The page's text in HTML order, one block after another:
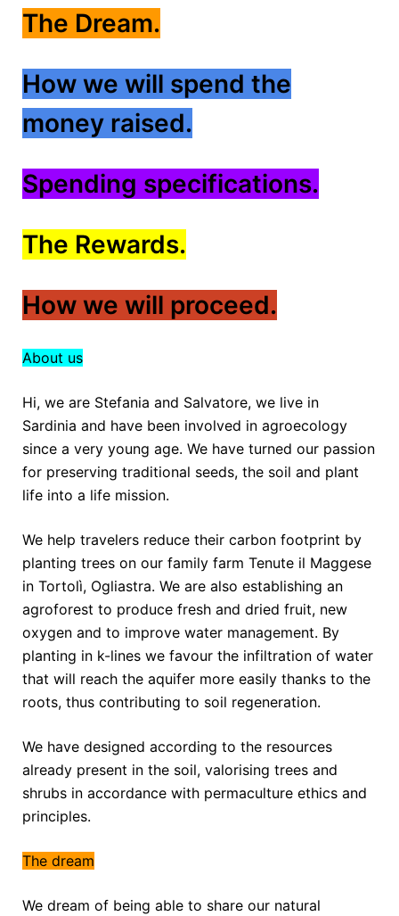
The Dream.
How we will spend the
money raised.
Spending specifications.
The Rewards.
How we will proceed.
About us
Hi, we are Stefania and Salvatore, we live in
Sardinia and have been involved in agroecology
since a very young age. We have turned our passion
for preserving traditional seeds, the soil and plant
life into a life mission.
We help travelers reduce their carbon footprint by
planting trees on our family farm Tenute il Maggese
in Tortolì, Ogliastra. We are also establishing an
agroforest to produce fresh and dried fruit, new
oxygen and to improve water management. By
planting in k-lines we favour the infiltration of water
that will reach the aquifer more easily thanks to the
roots, thus contributing to soil regeneration.
We have designed according to the resources
already present in the soil, valorising trees and
shrubs in accordance with permaculture ethics and
principles.
The dream
We dream of being able to share our natural